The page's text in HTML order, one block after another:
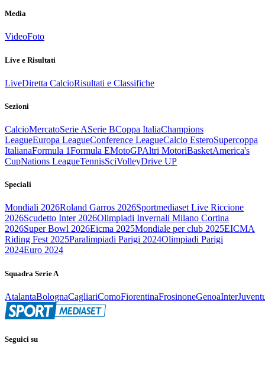
Media
VideoFoto
Live e Risultati
LiveDiretta CalcioRisultati e Classifiche
Sezioni
CalcioMercatoSerie ASerie BCoppa ItaliaChampions
LeagueEuropa LeagueConference LeagueCalcio EsteroSupercoppa
ItalianaFormula 1Formula EMotoGPAltri MotoriBasketAmerica's
CupNations LeagueTennisSciVolleyDrive UP
Speciali
Mondiali 2026Roland Garros 2026Sportmediaset Live Riccione
2026Scudetto Inter 2026Olimpiadi Invernali Milano Cortina
2026Super Bowl 2026Eicma 2025Mondiale per club 2025EICMA
Riding Fest 2025Paralimpiadi Parigi 2024Olimpiadi Parigi
2024Euro 2024
Squadra Serie A
AtalantaBolognaCagliariComoFiorentinaFrosinoneGenoaInter
Seguici su